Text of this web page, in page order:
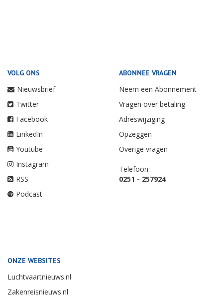
VOLG ONS
Nieuwsbrief
Twitter
Facebook
LinkedIn
Youtube
Instagram
RSS
Podcast
ABONNEE VRAGEN
Neem een Abonnement
Vragen over betaling
Adreswijziging
Opzeggen
Overige vragen
Telefoon:
0251 - 257924
ONZE WEBSITES
Luchtvaartnieuws.nl
Zakenreisnieuws.nl